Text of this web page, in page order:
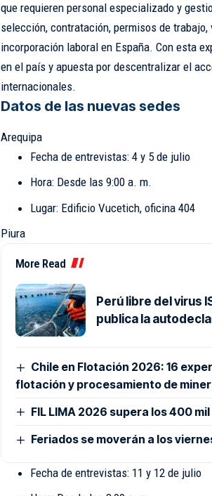
que requieren personal especializado y
selección, contratación, permisos de
incorporación laboral en España. Con esta
en el país y apuesta por descentralizar el
internacionales.
Datos de las nuevas sedes
Arequipa
Fecha de entrevistas: 4 y 5 de julio
Hora: Desde las 9:00 a. m.
Lugar: Edificio Vucetich, oficina 404
Piura
More Read
Perú libre del virus
publica la
Chile en Flotación 2026: 16
flotación y procesamiento de
FIL LIMA 2026 supera los 400
Feriados se moverán a los
Fecha de entrevistas: 11 y 12 de julio